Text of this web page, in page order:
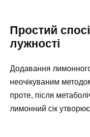
Простий
лужності
Додавання
неочікуваним
проте, після
лимонний сік